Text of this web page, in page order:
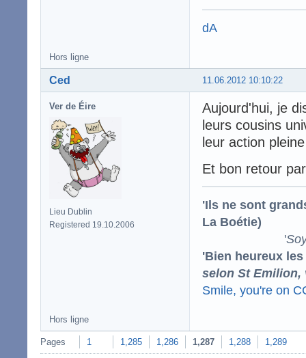
dA
Hors ligne
11.06.2012 10:10:22
Ced
Ver de Éire
Lieu Dublin
Registered 19.10.2006
Aujourd'hui, je
leurs cousins
leur action
Et bon retour
'Ils ne sont
La Boétie)
'
'Bien heureux
selon St Emilion,
Smile, you're on
Hors ligne
Pages 1 1,285 1,286 1,287 1,288 1,289